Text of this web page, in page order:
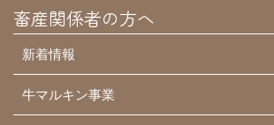
畜産関係者の方へ
新着情報
牛マルキン事業